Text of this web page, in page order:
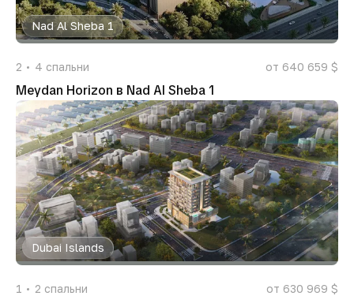
Nad Al Sheba 1
2 4 спальни от 640 659 $
Meydan Horizon в Nad Al Sheba 1
Dubai Islands
1 2 спальни от 630 969 $